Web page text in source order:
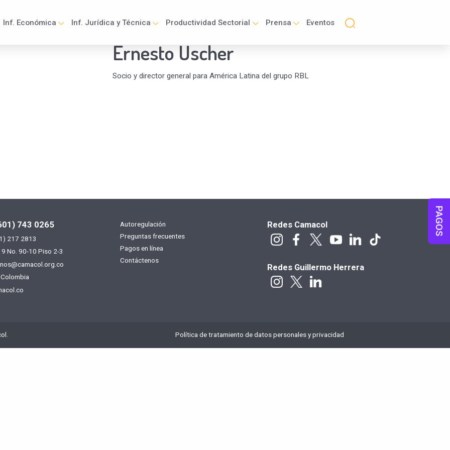
Inf. Económica Inf. Jurídica y Técnica Productividad Sectorial Prensa Eventos
Ernesto Uscher
Socio y director general para América Latina del grupo RBL
PAGOS
743 0265
217 2813
No. 90-10 Piso 2-3
Menú
footer
Autoregulación
Preguntas frecuentes
Pagos en línea
Contáctenos
Redes Camacol
Redes Guillermo Herrera
Política de tratamiento de datos personales y privacidad